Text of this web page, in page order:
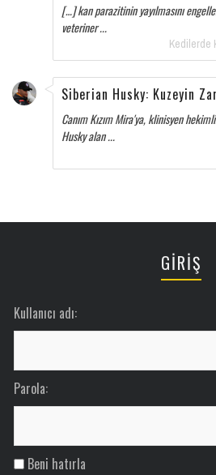
[…] kan parazitinin yayılmasını
veteriner ...
Kedilerde
Siberian Husky: Kuzeyin
Canım Kızım Mira'ya, klinisyen
Husky alan ...
GİRİŞ
Kullanıcı adı:
Parola:
Beni hatırla